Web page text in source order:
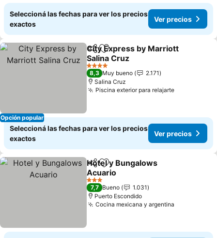
Seleccioná las fechas para ver los precios
exactos
Ver precios
Opción popular
CompartirAñadir a favoritos
City Express by Marriott
Salina Cruz
4 Estrellas
8,3 Muy bueno
2.171
Salina Cruz
Piscina exterior para relajarte
Seleccioná las fechas para ver los precios
exactos
Ver precios
CompartirAñadir a favoritos
Hotel y Bungalows
Acuario
3 Estrellas
7,7 Bueno
1.031
Puerto Escondido
Cocina mexicana y argentina